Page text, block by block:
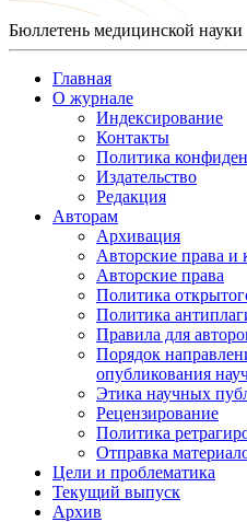
Бюллетень медицинской науки
Главная
О журнале
Индексирование
Контакты
Политика
Издательство
Редакция
Авторам
Архивация
Авторские права и
Авторские права
Политика
Политика
Правила для
Порядок
опубликования
Этика научных
Рецензирование
Политика
Отправка
Цели и проблематика
Текущий выпуск
Архив